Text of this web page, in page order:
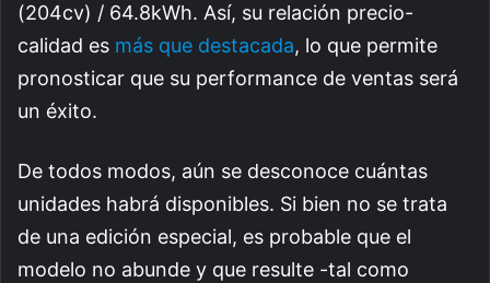
(204cv) / 64.8kWh. Así, su relación precio-
calidad es más que destacada, lo que permite
pronosticar que su performance de ventas será
un éxito.
De todos modos, aún se desconoce cuántas
unidades habrá disponibles. Si bien no se trata
de una edición especial, es probable que el
modelo no abunde y que resulte -tal como